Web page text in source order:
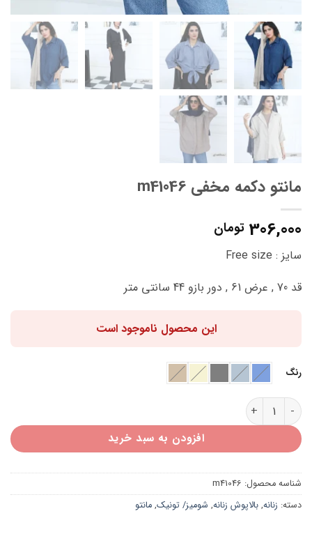
مانتو دکمه مخفی m41046
306,000 تومان
سایز : Free size
قد 70 , عرض 61 , دور بازو 44 سانتی متر
این محصول ناموجود است
رنگ
مانتو دکمه مخفی m41046 عدد
افزودن به سبد خرید
شناسه محصول: m41046
دسته: زنانه, بالاپوش زنانه, شومیز/ تونیک, مانتو